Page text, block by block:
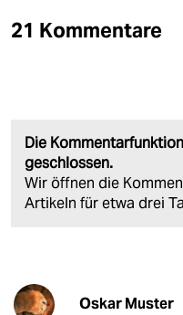
21 Kommentare
Die
geschlossen.
Wir öffnen die
Artikeln für etwa drei
Oskar Muster